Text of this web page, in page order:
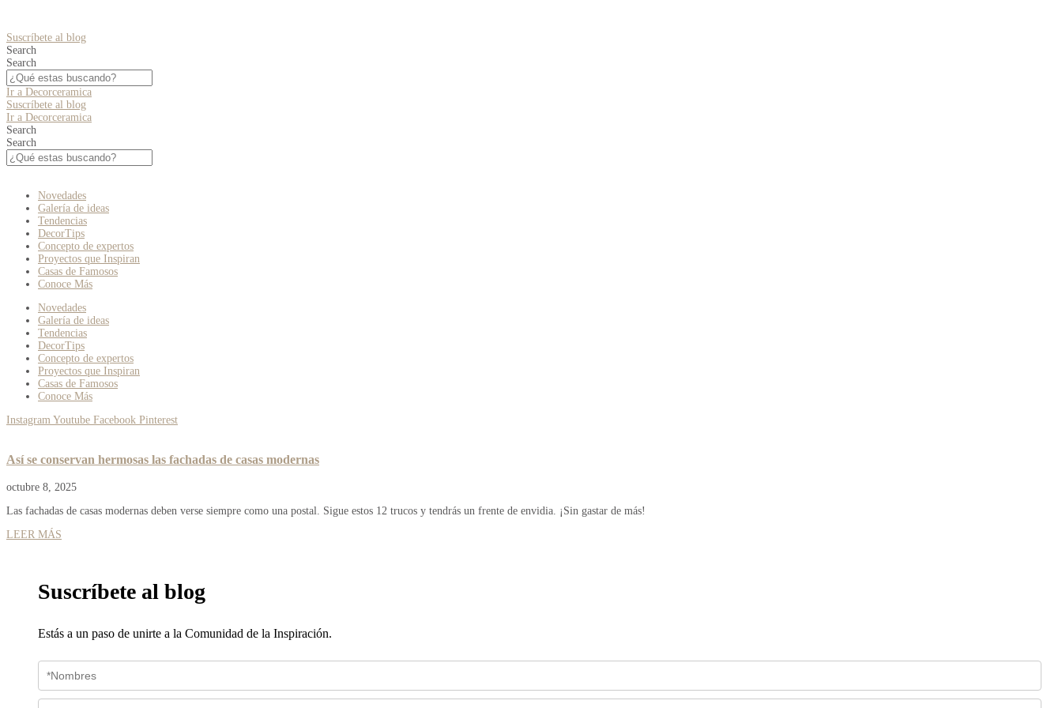
Suscríbete al blog
Search
Search
Ir a Decorceramica
Suscríbete al blog
Ir a Decorceramica
Search
Search
Novedades
Galería de ideas
Tendencias
DecorTips
Concepto de expertos
Proyectos que Inspiran
Casas de Famosos
Conoce Más
Novedades
Galería de ideas
Tendencias
DecorTips
Concepto de expertos
Proyectos que Inspiran
Casas de Famosos
Conoce Más
Instagram Youtube Facebook Pinterest
Así se conservan hermosas las fachadas de casas modernas
octubre 8, 2025
Las fachadas de casas modernas deben verse siempre como una postal. Sigue estos 12 trucos y tendrás un frente de envidia. ¡Sin gastar de más!
LEER MÁS
Suscríbete al blog
Estás a un paso de unirte a la Comunidad de la Inspiración.